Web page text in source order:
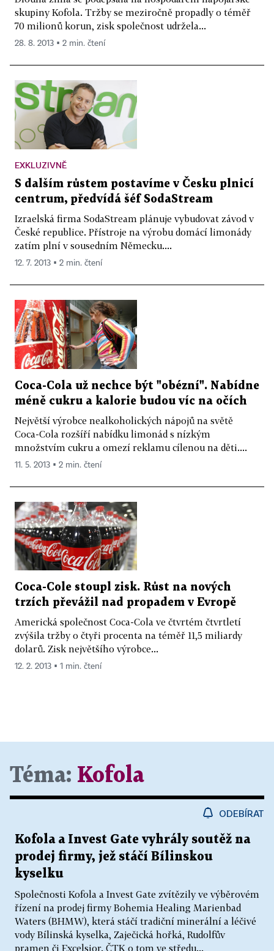
skupiny Kofola. Tržby se meziročně propadly o téměř
70 milionů korun, zisk společnost udržela...
28. 8. 2013 ▪ 2 min. čtení
EXKLUZIVNĚ
S dalším růstem postavíme v Česku plnicí
centrum, předvídá šéf SodaStream
Izraelská firma SodaStream plánuje vybudovat závod v
České republice. Přístroje na výrobu domácí limonády
zatím plní v sousedním Německu....
12. 7. 2013 ▪ 2 min. čtení
Coca-Cola už nechce být "obézní". Nabídne
méně cukru a kalorie budou víc na očích
Největší výrobce nealkoholických nápojů na světě
Coca-Cola rozšíří nabídku limonád s nízkým
množstvím cukru a omezí reklamu cílenou na děti....
11. 5. 2013 ▪ 2 min. čtení
Coca-Cole stoupl zisk. Růst na nových
trzích převážil nad propadem v Evropě
Americká společnost Coca-Cola ve čtvrtém čtvrtletí
zvýšila tržby o čtyři procenta na téměř 11,5 miliardy
dolarů. Zisk největšího výrobce...
12. 2. 2013 ▪ 1 min. čtení
Téma: Kofola
ODEBÍRAT
Kofola a Invest Gate vyhrály soutěž na
prodej firmy, jež stáčí Bílinskou
kyselku
Společnosti Kofola a Invest Gate zvítězily ve výběrovém
řízení na prodej firmy Bohemia Healing Marienbad
Waters (BHMW), která stáčí tradiční minerální a léčivé
vody Bílinská kyselka, Zaječická hořká, Rudolfův
pramen či Excelsior. ČTK o tom ve středu...